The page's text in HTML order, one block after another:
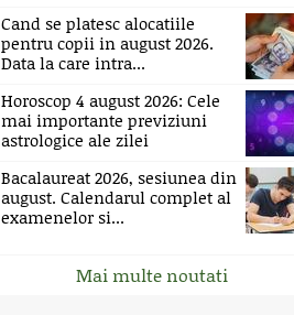
Cand se platesc alocatiile
pentru copii in august 2026.
Data la care intra...
Horoscop 4 august 2026: Cele
mai importante previziuni
astrologice ale zilei
Bacalaureat 2026, sesiunea din
august. Calendarul complet al
examenelor si...
Mai multe noutati